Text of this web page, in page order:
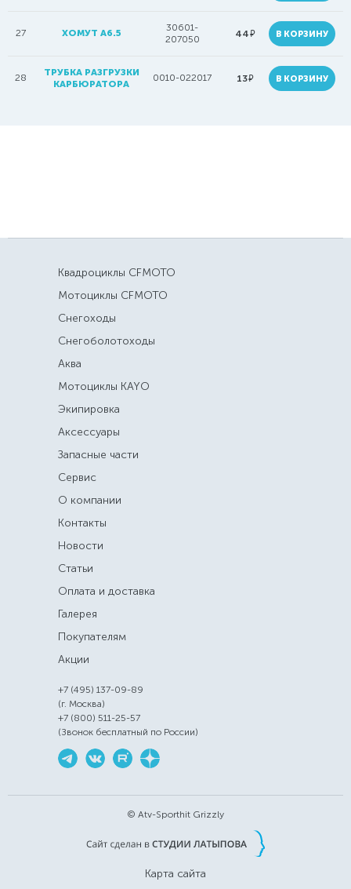
27 ХОМУТ A6.5
30601-
207050
44руб. В КОРЗИНУ
28
ТРУБКА РАЗГРУЗКИ
КАРБЮРАТОРА
0010-022017 13руб. В КОРЗИНУ
Квадроциклы CFMOTO
Мотоциклы CFMOTO
Снегоходы
Снегоболотоходы
Аква
Мотоциклы KAYO
Экипировка
Аксессуары
Запасные части
Сервис
О компании
Контакты
Новости
Статьи
Оплата и доставка
Галерея
Покупателям
Акции
+7 (495) 137-09-89
(г. Москва)
+7 (800) 511-25-57
(Звонок бесплатный по России)
© Atv-Sporthit Grizzly
Карта сайта